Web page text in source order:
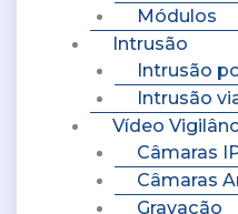
Módulos
Intrusão
Intrusão
Intrusão
Vídeo
Câmaras
Câmaras
Gravação